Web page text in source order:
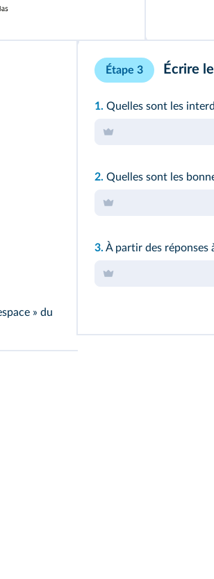
» du
Étape 3 Écrire
1. Quelles sont les
2. Quelles sont les
3. À partir des réponses